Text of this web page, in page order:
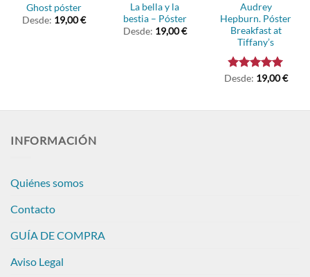
Ghost póster
Desde: 19,00€
La bella y la
bestia – Póster
Desde: 19,00€
Audrey
Hepburn. Póster
Breakfast at
Tiffany’s
Valorado
Desde: 19,00€
INFORMACIÓN
Quiénes somos
Contacto
GUÍA DE COMPRA
Aviso Legal